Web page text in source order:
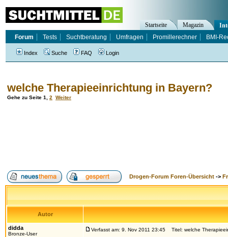
welche Therapieeinrichtung in Bayern?
Gehe zu Seite 1 2 Weiter
Drogen-Forum Foren-Übersicht ->
Autor
didda
Bronze-User
Verfasst am: 9. Nov 2011 23:45 Titel: welche
Startseite Magazin
Forum
Tests Suchtberatung Umfragen Promillerechner BMI-
Index Suche FAQ Login